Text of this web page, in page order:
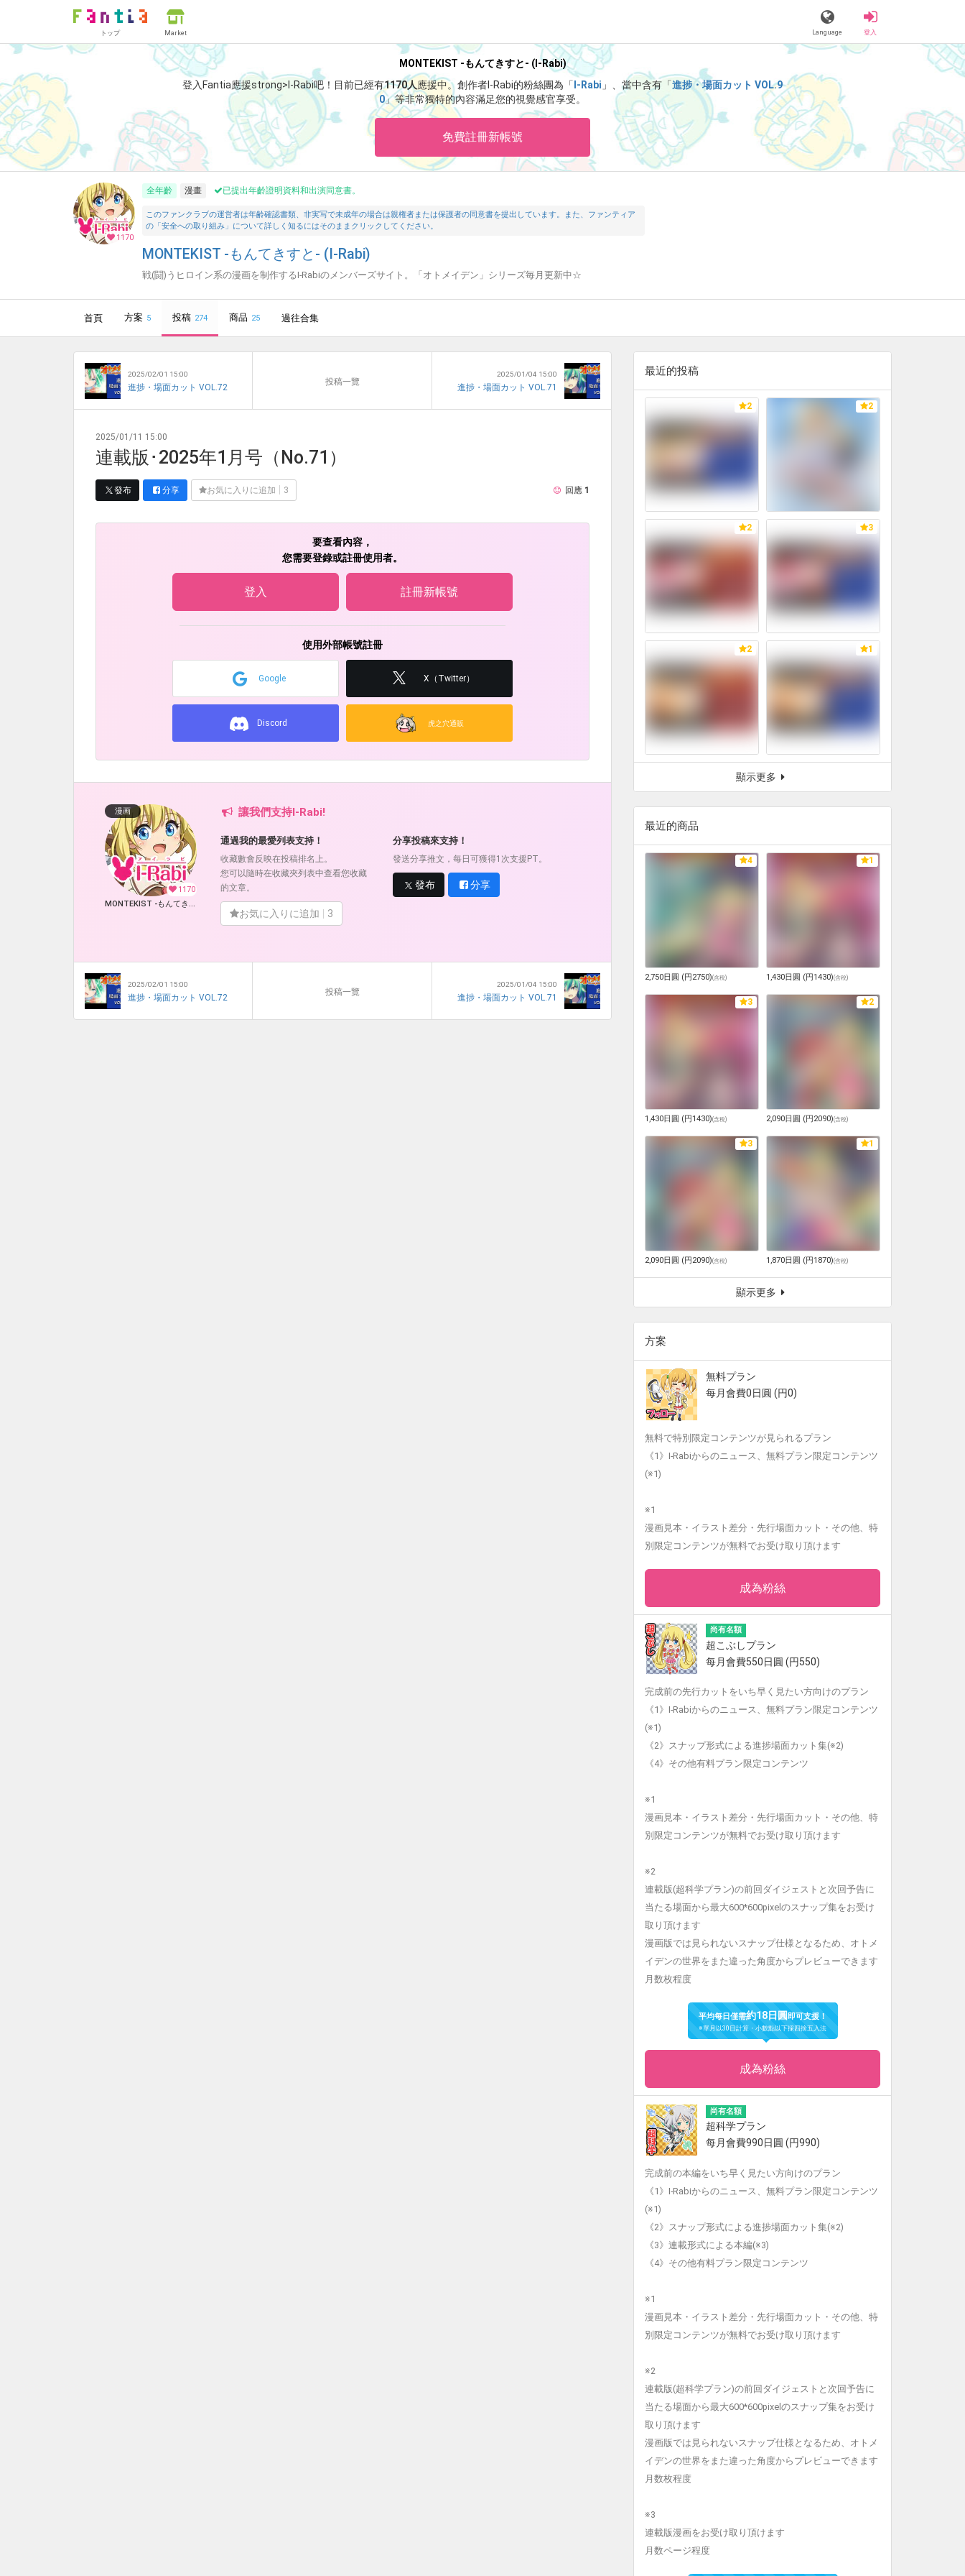
トップ Market Language 登入
MONTEKIST -もんてきすと- (I-Rabi)
登入Fantia應援strong>I-Rabi吧！ 目前已經有1170人 應援中。 創作者I-Rabi的粉絲團為「 I-Rabi 」、當中含有「進捗・場面カット VOL.9
0」等非常獨特的內容滿足您的視覺感官享受。
免費註冊新帳號
1170
全年齡 漫畫 已提出年齡證明資料和出演同意書。
このファンクラブの運営者は年齢確認書類、非実写で未成年の場合は親権者または保護者の同意書を提出しています。また、ファンティア
の「安全への取り組み」について詳しく知るにはそのままクリックしてください。
MONTEKIST -もんてきすと- (I-Rabi)
戦(闘)うヒロイン系の漫画を制作するI-Rabiのメンバーズサイト。「オトメイデン」シリーズ毎月更新中☆
首頁 方案 5 投稿 274 商品 25 過往合集
2025/02/01 15:00
進捗・場面カット VOL.72
投稿一覽
2025/01/04 15:00
進捗・場面カット VOL.71
2025/01/11 15:00
連載版･2025年1月号（No.71）
發布 分享 お気に入りに追加 3 回應 1
要查看內容，
您需要登錄或註冊使用者。
登入 註冊新帳號
使用外部帳號註冊
Google X（Twitter）
Discord 虎之穴通販
1170
漫画
MONTEKIST -もんてきすと- (I-Rabi)
讓我們支持I-Rabi!
通過我的最愛列表支持！
收藏數會反映在投稿排名上。
您可以隨時在收藏夾列表中查看您收藏
的文章。
お気に入りに追加 3
分享投稿來支持！
發送分享推文，每日可獲得1次支援PT。
發布 分享
2025/02/01 15:00
進捗・場面カット VOL.72
投稿一覽
2025/01/04 15:00
進捗・場面カット VOL.71
最近的投稿
2 2
2 3
2 1
顯示更多
最近的商品
4
2,750日圓 (円2750)(含稅)
1
1,430日圓 (円1430)(含稅)
3
1,430日圓 (円1430)(含稅)
2
2,090日圓 (円2090)(含稅)
3
2,090日圓 (円2090)(含稅)
1
1,870日圓 (円1870)(含稅)
顯示更多
方案
無料プラン
每月會費0日圓 (円0)
無料で特別限定コンテンツが見られるプラン
《1》I-Rabiからのニュース、無料プラン限定コンテンツ
(※1)
※1
漫画見本・イラスト差分・先行場面カット・その他、特
別限定コンテンツが無料でお受け取り頂けます
成為粉絲
尚有名額
超こぶしプラン
每月會費550日圓 (円550)
完成前の先行カットをいち早く見たい方向けのプラン
《1》I-Rabiからのニュース、無料プラン限定コンテンツ
(※1)
《2》スナップ形式による進捗場面カット集(※2)
《4》その他有料プラン限定コンテンツ
※1
漫画見本・イラスト差分・先行場面カット・その他、特
別限定コンテンツが無料でお受け取り頂けます
※2
連載版(超科学プラン)の前回ダイジェストと次回予告に
当たる場面から最大600*600pixelのスナップ集をお受け
取り頂けます
漫画版では見られないスナップ仕様となるため、オトメ
イデンの世界をまた違った角度からプレビューできます
月数枚程度
平均每日僅需約18日圓即可支援！
※單月以30日計算・小數點以下採四捨五入法
成為粉絲
尚有名額
超科学プラン
每月會費990日圓 (円990)
完成前の本編をいち早く見たい方向けのプラン
《1》I-Rabiからのニュース、無料プラン限定コンテンツ
(※1)
《2》スナップ形式による進捗場面カット集(※2)
《3》連載形式による本編(※3)
《4》その他有料プラン限定コンテンツ
※1
漫画見本・イラスト差分・先行場面カット・その他、特
別限定コンテンツが無料でお受け取り頂けます
※2
連載版(超科学プラン)の前回ダイジェストと次回予告に
当たる場面から最大600*600pixelのスナップ集をお受け
取り頂けます
漫画版では見られないスナップ仕様となるため、オトメ
イデンの世界をまた違った角度からプレビューできます
月数枚程度
※3
連載版漫画をお受け取り頂けます
月数ページ程度